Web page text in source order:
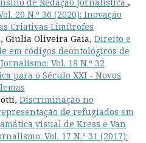
20 N.º 36 (2020): Inovação
Criativas Limítrofes
Giulia Oliveira Gaia, Direito e
em códigos deontológicos de
Vol. 18 N.º 32
para o Século XXI - Novos
Discriminação no
de refugiados em
visual de Kress e Van
Vol. 17 N.º 31 (2017):